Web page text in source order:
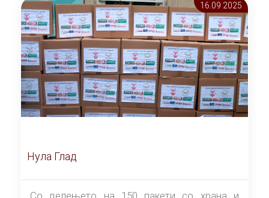
16.09 2025
Нула Глад
Со делењето на 150 пакети со храна и